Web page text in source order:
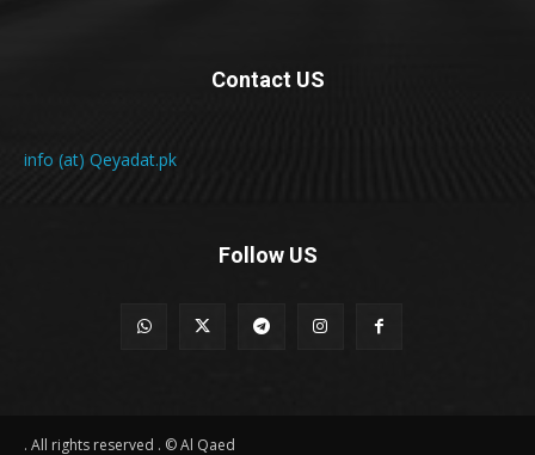
Contact US
info (at) Qeyadat.pk
Follow US
All rights reserved . © Al Qaed .